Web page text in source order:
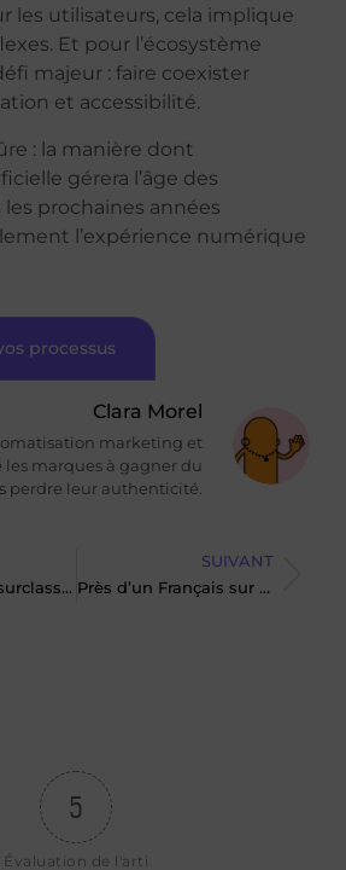
les utilisateurs, cela implique
Et pour l’écosystème
majeur : faire coexister
et accessibilité.
: la manière dont
gérera l’âge des
prochaines années
l’expérience numérique
processus
Clara Morel
marketing et
marques à gagner du
perdre leur authenticité.
Gemini 3.1 Pro surclasse ses rivaux et accélère l’innovation dans l’IA
SUIVANT
Près d’un Français sur deux a déjà réalisé un achat via une IA générative
5
Évaluation de l'arti